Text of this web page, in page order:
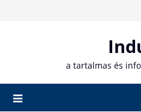
a tartalmas és